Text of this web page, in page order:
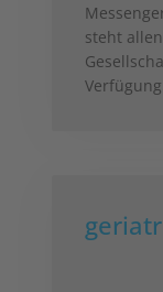
steht
Verfügung.